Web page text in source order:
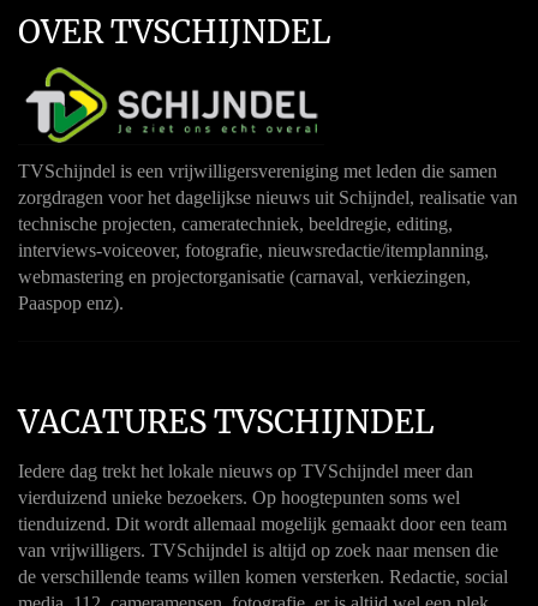
OVER TVSCHIJNDEL
TVSchijndel is een vrijwilligersvereniging met leden die samen
zorgdragen voor het dagelijkse nieuws uit Schijndel, realisatie van
technische projecten, cameratechniek, beeldregie, editing,
interviews-voiceover, fotografie, nieuwsredactie/itemplanning,
webmastering en projectorganisatie (carnaval, verkiezingen,
Paaspop enz).
VACATURES TVSCHIJNDEL
Iedere dag trekt het lokale nieuws op TVSchijndel meer dan
vierduizend unieke bezoekers. Op hoogtepunten soms wel
tienduizend. Dit wordt allemaal mogelijk gemaakt door een team
van vrijwilligers. TVSchijndel is altijd op zoek naar mensen die
de verschillende teams willen komen versterken. Redactie, social